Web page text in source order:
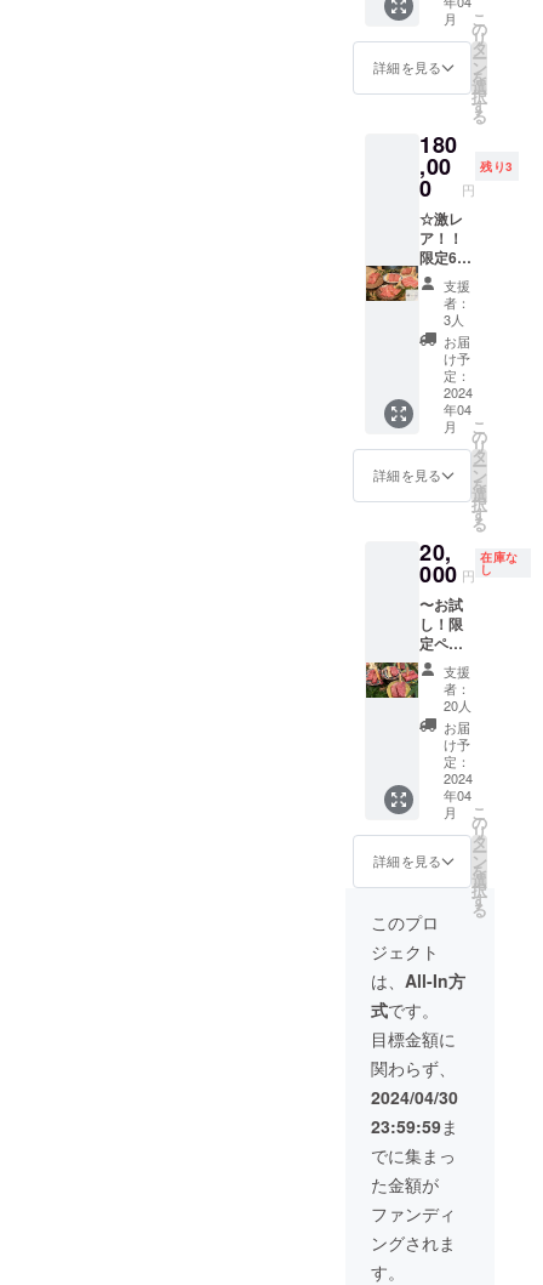
「15,00
0円コー
ス(税
２名様
分 提
供
〝コー
ス内
容〟 ・
スター
トドリ
ンク・
ゼンサ
イ・
チーズ
toフ
ルー
ツ・
ロー
ス・タ
ン・パ
モ・ニ
クモ
リ・レ
イメン
kaビー
フン・
アマ
ショ
ク・
コー
ヒーor
コウ
チャ
〝フ
リード
リン
ク〟 ・
ク類・
ル・ワ
イン赤
白・日
本酒・
焼酎・
ウイス
キー類
など ︎お
黒毛和
牛そぼ
ろ弁当
付き！
今まで
食べた
ことの
会費計
36,000
円 離
「15,00
0円コー
ス」
リード
リンク
付き）
離コー
ス 通
常
「15,00
0円コー
ス(税
別)」が
・お食
事2回
２名様
分 提
〝コー
ス内
容〟 ・
スター
トドリ
ゼンサ
イ・
チーズ
toフ
ルー
ツ・
ロー
ス・タ
ン・パ
ン・ゴ
ハン・
オト
モ・ニ
クモ
リ・レ
イメン
kaビー
ショ
ク・
コー
ヒーor
コウ
チャ
〝フ
リード
リン
ク〟 ・
ソフト
ドリン
ク類・
ビー
ル・ワ
イン赤
白・日
本酒・
月
詳細を見る
こ
の
リ
タ
ー
ン
を
選
択
す
る
180
,00
0 円
残り3
☆激レ
ア！！
限定6名
様VVIP
会員募
集☆
VVIP会
員権も6
名様限
定募集
致しま
す！
オー
ナーの
ご友人
様か超
お客様
だけが
体験で
きたVIP
会員権
を特別
に数量
限定で
募集し
ます。
「VVIP
会員権
月々
15,000
円 年
会費計
180,000
る！ 超
常連様
かオー
ナーの
ご友人
様しか
体験で
きな
かった
特別な
サービ
スを
オー
ナーか
ら承諾
をいた
だき数
量限
支援
者：
3人
お届
け予
定：
2024
年04
月
詳細を見る
こ
の
リ
タ
ー
ン
を
選
択
す
る
20,
000 円
在庫な
し
〜お試
し！限
定ペア
20組40
名様〜
︎☆リ
ターン
☆ 「し
も井 離
ゴハン
toニク
20,000
円! 」ペ
ア1組2
名様」
ちょっ
とお試
しした
い方に
おすす
め！ ​離
コー
ス 通
常
「15,00
0円コー
ス(税
別)」
が、お
一人様
10,000
円(税別)
に！ ※
ペアで
支援
者：
20人
お届
け予
定：
2024
年04
月
詳細を見る
こ
の
リ
タ
ー
ン
を
選
択
す
る
このプロ
ジェクト
は、 All-In方
式です。
目標金額に
関わらず、
2024/04/30
23:59:59ま
でに集まっ
た金額が
ファンディ
ングされま
す。